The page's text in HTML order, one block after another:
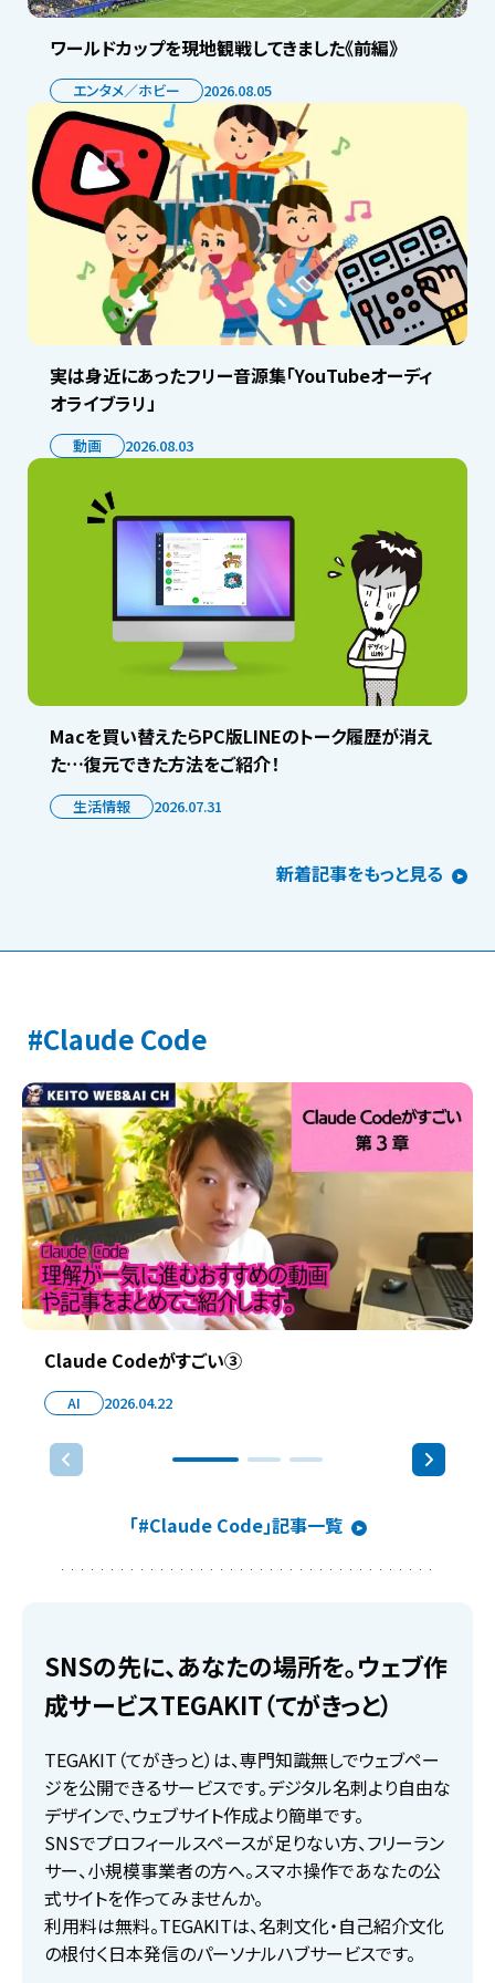
ワールドカップを現地観戦してきました《前編》
エンタメ／ホビー 2026.08.05
実は身近にあったフリー音源集「YouTubeオーディ
オライブラリ」
動画 2026.08.03
Macを買い替えたらPC版LINEのトーク履歴が消え
た…復元できた方法をご紹介！
生活情報 2026.07.31
新着記事をもっと見る
Claude Code
Claude Codeがすごい③
AI 2026.04.22
｢#Claude Code｣記事一覧
SNSの先に、あなたの場所を。ウェブ作
成サービスTEGAKIT（てがきっと）
TEGAKIT（てがきっと）は、専門知識無しでウェブペー
ジを公開できるサービスです。デジタル名刺より自由な
デザインで、ウェブサイト作成より簡単です。
SNSでプロフィールスペースが足りない方、フリーラン
サー、小規模事業者の方へ。スマホ操作であなたの公
式サイトを作ってみませんか。
利用料は無料。TEGAKITは、名刺文化・自己紹介文化
の根付く日本発信のパーソナルハブサービスです。